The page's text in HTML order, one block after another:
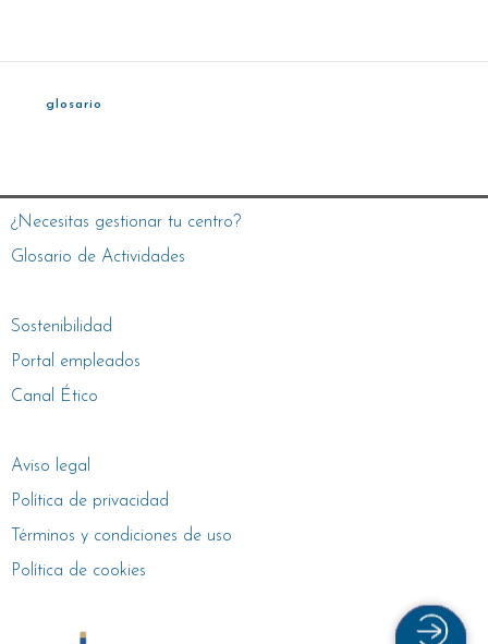
glosario
¿Necesitas gestionar tu centro?
Glosario de Actividades
Sostenibilidad
Portal empleados
Canal Ético
Aviso legal
Política de privacidad
Términos y condiciones de uso
Política de cookies